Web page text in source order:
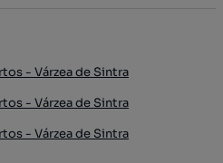
- Várzea de Sintra
- Várzea de Sintra
- Várzea de Sintra